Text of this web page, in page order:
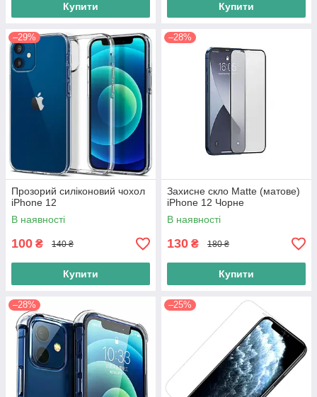
Купити Купити
–29%
Прозорий силіконовий чохол
iPhone 12
В наявності
100 ₴ 140 ₴
Купити
–28%
Захисне скло Matte (матове)
iPhone 12 Чорне
В наявності
130 ₴ 180 ₴
Купити
–28% –25%